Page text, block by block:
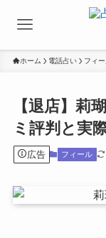
ホーム 電話占い フィ
【退店】莉
ミ評判と実
広告 フィール